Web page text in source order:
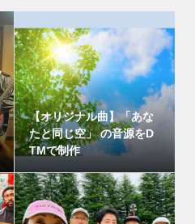
【オリジナル曲】「あな
たと同じ空」 の音源をD
TMで制作